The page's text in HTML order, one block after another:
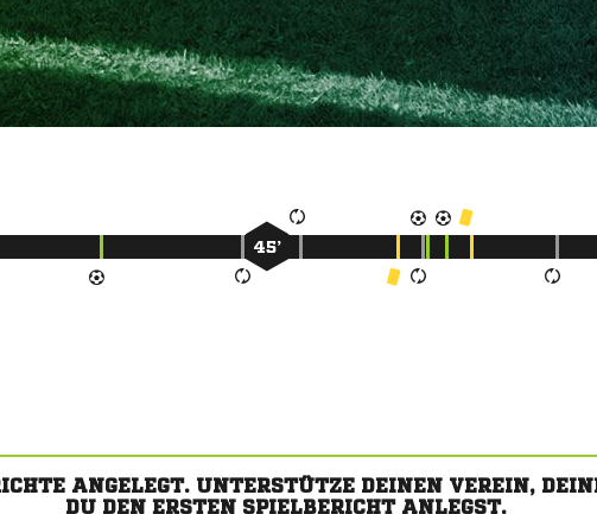
45’
ANGELEGT. UNTERSTÜTZE DEINEN VEREIN,
DU DEN ERSTEN SPIELBERICHT ANLEGST.